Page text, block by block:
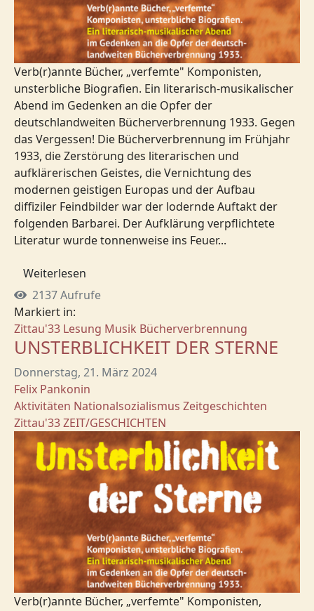
Verb(r)annte Bücher, „verfemte" Komponisten,
unsterbliche Biografien. Ein literarisch-musikalischer
Abend im Gedenken an die Opfer der
deutschlandweiten Bücherverbrennung 1933. Gegen
das Vergessen! Die Bücherverbrennung im Frühjahr
1933, die Zerstörung des literarischen und
aufklärerischen Geistes, die Vernichtung des
modernen geistigen Europas und der Aufbau
diffiziler Feindbilder war der lodernde Auftakt der
folgenden Barbarei. Der Aufklärung verpflichtete
Literatur wurde tonnenweise ins Feuer...
Weiterlesen
2137 Aufrufe
Markiert in:
Zittau'33 Lesung Musik Bücherverbrennung
UNSTERBLICHKEIT DER STERNE
Donnerstag, 21. März 2024
Felix Pankonin
Aktivitäten Nationalsozialismus Zeitgeschichten
Zittau'33ZEIT/GESCHICHTEN
Verb(r)annte Bücher, „verfemte" Komponisten,